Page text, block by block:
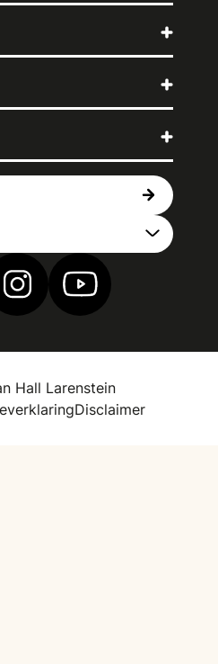
op Facebook
Vind ons op Instagram
Vind ons op
Hall Larenstein
Disclaimer